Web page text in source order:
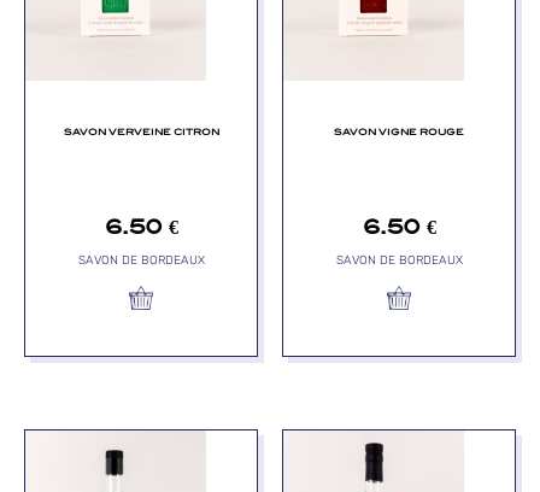
SAVON VERVEINE CITRON
6.50 €
SAVON DE BORDEAUX
SAVON VIGNE ROUGE
6.50 €
SAVON DE BORDEAUX